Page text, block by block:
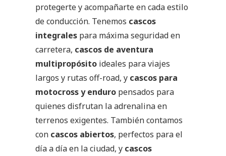
protegerte y acompañarte en cada estilo
de conducción. Tenemos cascos
integrales para máxima seguridad en
carretera, cascos de aventura
multipropósito ideales para viajes
largos y rutas off-road, y cascos para
motocross y enduro pensados para
quienes disfrutan la adrenalina en
terrenos exigentes. También contamos
con cascos abiertos, perfectos para el
día a día en la ciudad, y cascos